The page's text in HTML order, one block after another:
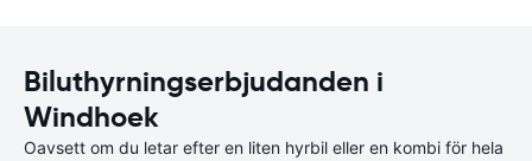
Biluthyrningserbjudanden i
Windhoek
Oavsett om du letar efter en liten hyrbil eller en kombi för hela